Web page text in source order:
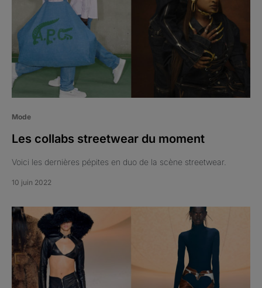
Mode
Les collabs streetwear du moment
Voici les dernières pépites en duo de la scène streetwear.
10 juin 2022